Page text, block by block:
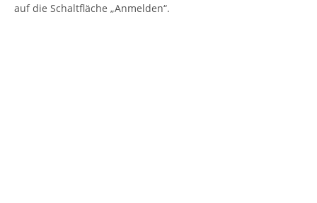
auf die Schaltfläche „Anmelden“.